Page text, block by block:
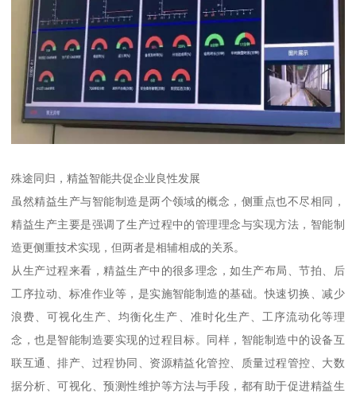
殊途同归，精益智能共促企业良性发展
虽然精益生产与智能制造是两个领域的概念，侧重点也不尽相同，
精益生产主要是强调了生产过程中的管理理念与实现方法，智能制
造更侧重技术实现，但两者是相辅相成的关系。
从生产过程来看，精益生产中的很多理念，如生产布局、节拍、后
工序拉动、标准作业等，是实施智能制造的基础。快速切换、减少
浪费、可视化生产、均衡化生产、准时化生产、工序流动化等理
念，也是智能制造要实现的过程目标。同样，智能制造中的设备互
联互通、排产、过程协同、资源精益化管控、质量过程管控、大数
据分析、可视化、预测性维护等方法与手段，都有助于促进精益生